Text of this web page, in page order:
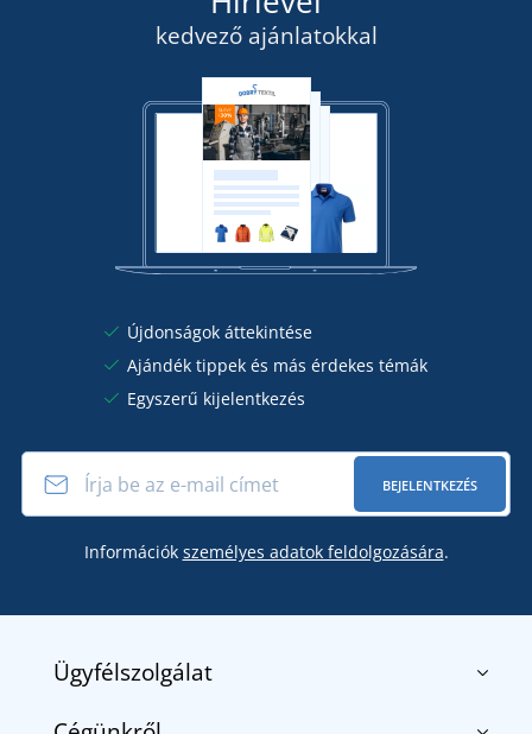
kedvező ajánlatokkal
Újdonságok áttekintése
Ajándék tippek és más érdekes témák
Egyszerű kijelentkezés
BEJELENTKEZÉS
Információk személyes adatok feldolgozására.
Ügyfélszolgálat